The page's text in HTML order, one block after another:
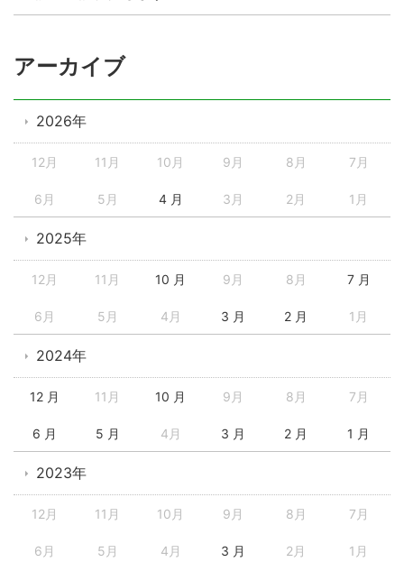
アーカイブ
2026年
12月 11月 10月 9月 8月 7月
6月 5月 4 月 3月 2月 1月
2025年
12月 11月 10 月 9月 8月 7 月
6月 5月 4月 3 月 2 月 1月
2024年
12 月 11月 10 月 9月 8月 7月
6 月 5 月 4月 3 月 2 月 1 月
2023年
12月 11月 10月 9月 8月 7月
6月 5月 4月 3 月 2月 1月